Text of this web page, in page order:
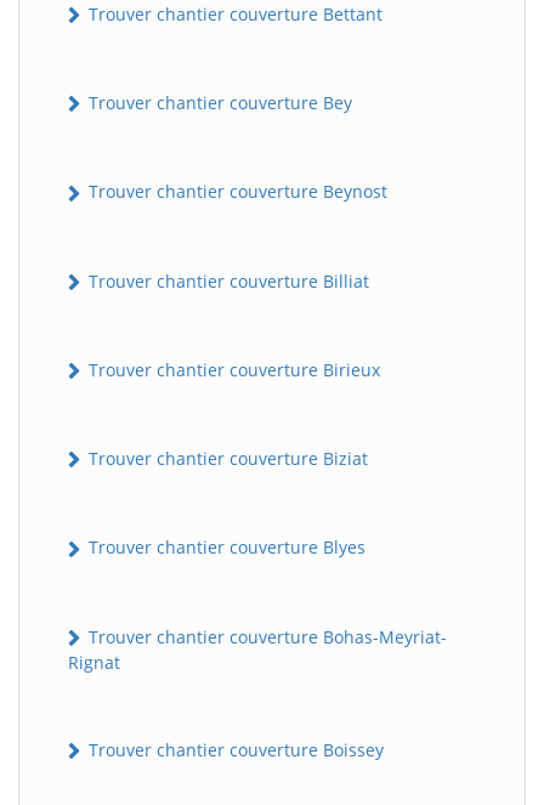
Trouver chantier couverture Bettant
Trouver chantier couverture Bey
Trouver chantier couverture Beynost
Trouver chantier couverture Billiat
Trouver chantier couverture Birieux
Trouver chantier couverture Biziat
Trouver chantier couverture Blyes
Trouver chantier couverture Bohas-Meyriat-
Rignat
Trouver chantier couverture Boissey